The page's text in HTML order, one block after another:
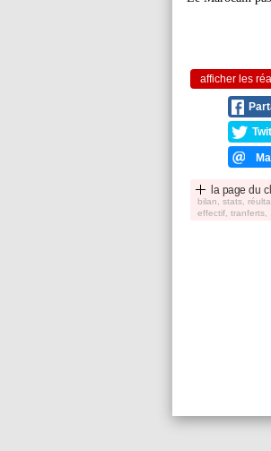
afficher les
la page du
bilan, stats,
effectif, tranferts,